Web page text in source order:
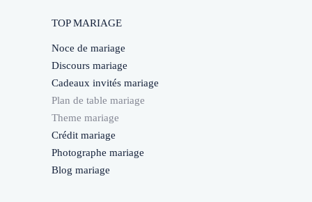
TOP MARIAGE
Noce de mariage
Discours mariage
Cadeaux invités mariage
Plan de table mariage
Theme mariage
Crédit mariage
Photographe mariage
Blog mariage